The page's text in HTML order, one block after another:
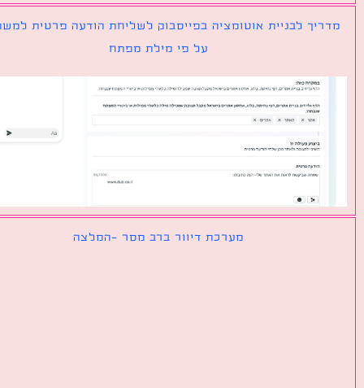
לבניית אוטומציה בפייסבוק לשליחת הודעה פרטית למשתמש
על פי מילת מפתח
מערכת דיוור ברב מסר -המלצה